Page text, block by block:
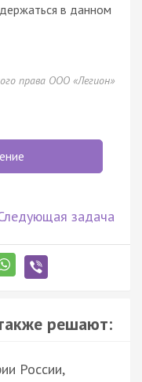
в данном
права ООО «Легион»
задача
решают:
России,